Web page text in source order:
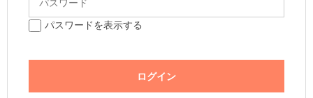
パスワードを表示する